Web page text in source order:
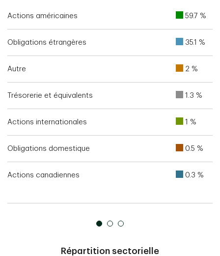
Actions américaines 59.7 %
Obligations étrangères 35.1 %
Autre 2 %
Trésorerie et équivalents 1.3 %
Actions internationales 1 %
Obligations domestique 0.5 %
Actions canadiennes 0.3 %
Répartition sectorielle